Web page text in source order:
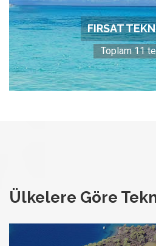
FIRSAT
Toplam 11
Ülkelere Göre